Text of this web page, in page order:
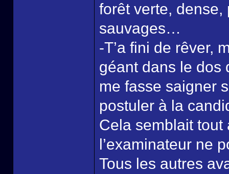
forêt verte, dense,
sauvages…
-T’a fini de rêver,
géant dans le dos
me fasse saigner
postuler à la
Cela semblait
l’examinateur ne
Tous les autres